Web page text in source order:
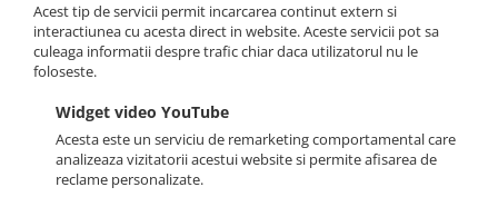
Acest tip de servicii permit incarcarea continut extern si
interactiunea cu acesta direct in website. Aceste servicii pot sa
culeaga informatii despre trafic chiar daca utilizatorul nu le
foloseste.
Widget video YouTube
Acesta este un serviciu de remarketing comportamental care
analizeaza vizitatorii acestui website si permite afisarea de
reclame personalizate.